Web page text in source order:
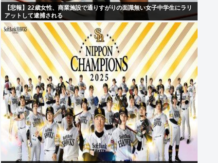
【悲報】22歳女性、商業施設で通りすがりの面識無い女子中学生にラリ
アットして逮捕される